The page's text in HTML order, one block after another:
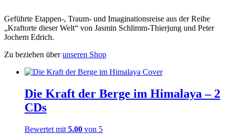
Geführte Etappen-, Traum- und Imaginationsreise aus der Reihe
„Kraftorte dieser Welt“ von Jasmin Schlimm-Thierjung und Peter
Jochem Edrich.
Zu beziehen überunseren Shop
Die Kraft der Berge im Himalaya – 2
CDs
Bewertet mit 5.00 von 5